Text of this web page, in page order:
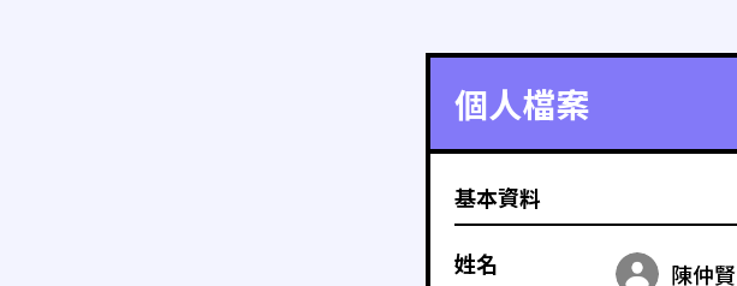
個人檔案
基本資料
姓名 陳仲賢